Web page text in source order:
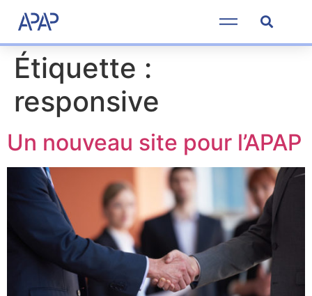
Étiquette :
responsive
Un nouveau site pour l’APAP